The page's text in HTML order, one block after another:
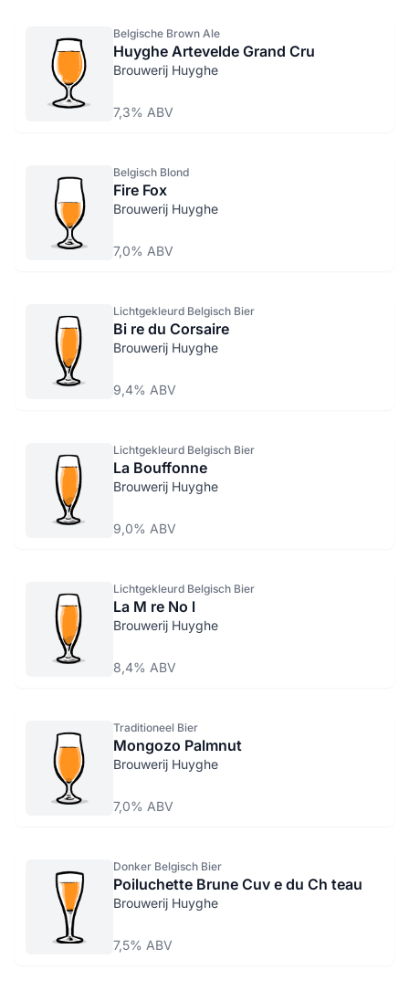
Belgische Brown Ale
Huyghe Artevelde Grand Cru
Brouwerij Huyghe
7,3% ABV
Belgisch Blond
Fire Fox
Brouwerij Huyghe
7,0% ABV
Lichtgekleurd Belgisch Bier
Bi re du Corsaire
Brouwerij Huyghe
9,4% ABV
Lichtgekleurd Belgisch Bier
La Bouffonne
Brouwerij Huyghe
9,0% ABV
Lichtgekleurd Belgisch Bier
La M re No l
Brouwerij Huyghe
8,4% ABV
Traditioneel Bier
Mongozo Palmnut
Brouwerij Huyghe
7,0% ABV
Donker Belgisch Bier
Poiluchette Brune Cuv e du Ch teau
Brouwerij Huyghe
7,5% ABV